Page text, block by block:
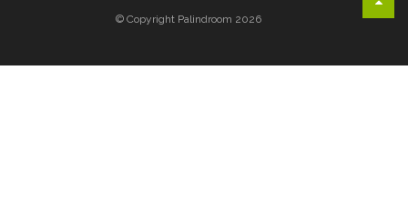
© Copyright Palindroom 2026